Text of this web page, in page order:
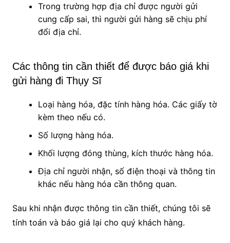
Trong trường hợp địa chỉ được người gửi
cung cấp sai, thì người gửi hàng sẽ chịu phí
đổi địa chỉ.
Các thông tin cần thiết để được báo giá khi
gửi hàng đi Thụy Sĩ
Loại hàng hóa, đặc tính hàng hóa. Các giấy tờ
kèm theo nếu có.
Số lượng hàng hóa.
Khối lượng đóng thùng, kích thước hàng hóa.
Địa chỉ người nhận, số điện thoại và thông tin
khác nếu hàng hóa cần thông quan.
Sau khi nhận được thông tin cần thiết, chúng tôi sẽ
tính toán và báo giá lại cho quý khách hàng.